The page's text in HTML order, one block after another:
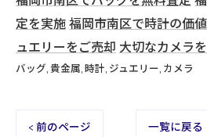
定を実施福岡市南区で時計の価
ュエリーをご売却大切なカメラ
バッグ 貴金属 時計 ジュエリー カメラ
< 前のページ 一覧に戻る